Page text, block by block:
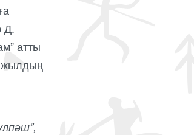
Д.
атты
жылдың